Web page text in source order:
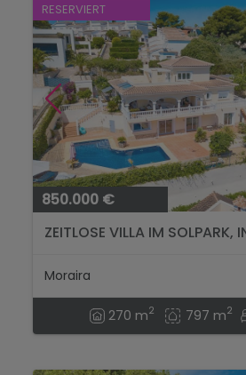
RESERVIERT
850.000 €
ZEITLOSE VILLA IM SOLPARK,
Moraira
270 m2 797 m2